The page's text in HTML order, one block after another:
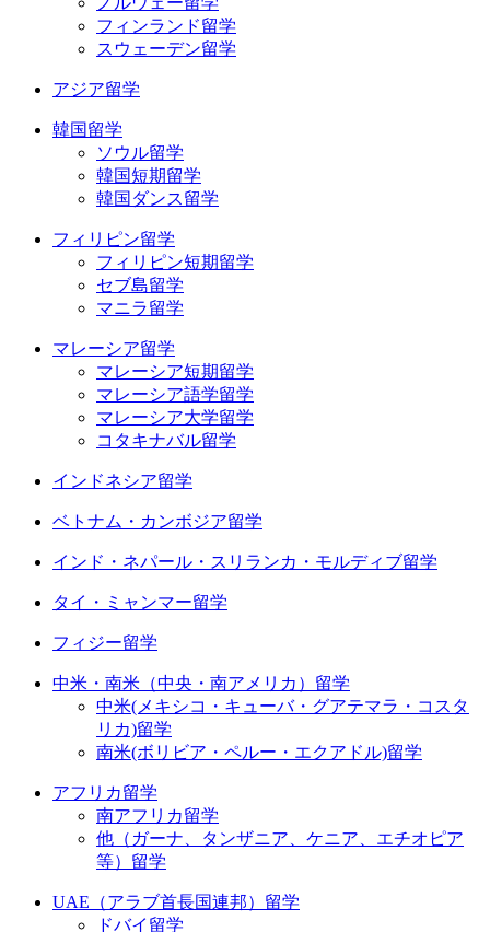
フィンランド留学
スウェーデン留学
アジア留学
韓国留学
ソウル留学
韓国短期留学
韓国ダンス留学
フィリピン留学
フィリピン短期留学
セブ島留学
マニラ留学
マレーシア留学
マレーシア短期留学
マレーシア語学留学
マレーシア大学留学
コタキナバル留学
インドネシア留学
ベトナム・カンボジア留学
インド・ネパール・スリランカ・モルディブ留学
タイ・ミャンマー留学
フィジー留学
中米・南米（中央・南アメリカ）留学
中米(メキシコ・キューバ・グアテマラ・コスタ
リカ)留学
南米(ボリビア・ペルー・エクアドル)留学
アフリカ留学
南アフリカ留学
他（ガーナ、タンザニア、ケニア、エチオピア
等）留学
UAE（アラブ首長国連邦）留学
ドバイ留学